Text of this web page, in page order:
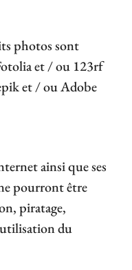
photos sont
et / ou 123rf
et / ou Adobe
ainsi que ses
pourront être
piratage,
du